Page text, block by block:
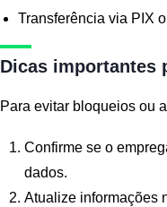
Transferência via PIX
Dicas importantes
Para evitar bloqueios ou
Confirme se o
dados.
Atualize informações